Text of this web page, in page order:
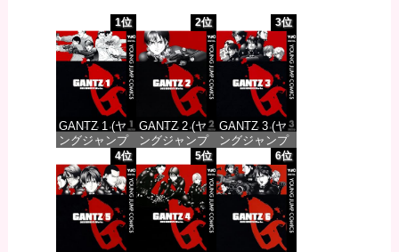
1位
GANTZ 1 (ヤ
ングジャンプ
コミックス
DIGITAL)
価格：¥100
2位
GANTZ 2 (ヤ
ングジャンプ
コミックス
DIGITAL)
価格：¥100
3位
GANTZ 3 (ヤ
ングジャンプ
コミックス
DIGITAL)
価格：¥100
4位 5位 6位